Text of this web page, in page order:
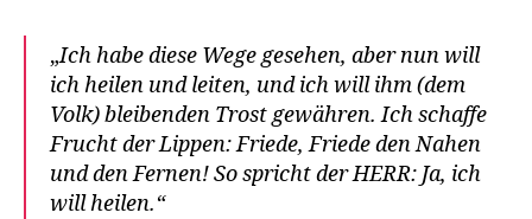
„Ich habe diese Wege gesehen, aber nun will
ich heilen und leiten, und ich will ihm (dem
Volk) bleibenden Trost gewähren. Ich schaffe
Frucht der Lippen: Friede, Friede den Nahen
und den Fernen! So spricht der HERR: Ja, ich
will heilen.“